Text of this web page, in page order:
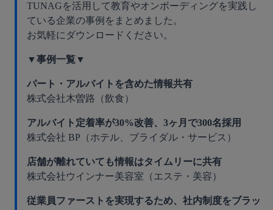
TUNAGを活用して教育やオンボーディングを実践し
ている企業の事例をまとめました。
お気軽にダウンロードください。
▼事例一覧▼
パート・アルバイトを含めた情報共有
株式会社木曽路（飲食）
アルバイト定着率が30%改善、3ヶ月で300名採用
株式会社 BP（ホテル、ブライダル・サービス）
店舗が離れていても情報はタイムリーに共有
株式会社ウインナー美容室（エステ・美容）
従業員ファーストを実現するため、社内制度をブラッ